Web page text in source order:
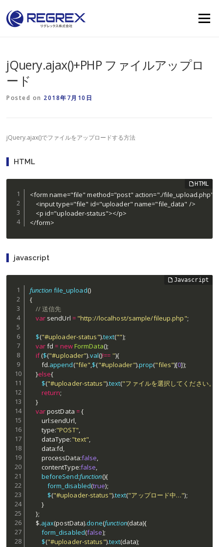
content
Menu
jQuery.ajax()+PHP ファイルアップロ
ード
Posted on 2018年7月10日
jQuery.ajax()でファイルをアップロードする方法
HTML
<form name="file" method="post" action="./file_upload.php"
</form>
javascript
function file_upload()
{
// 送信先
var sendUrl = "http://localhost/sample/fileup.php";
$("#uploader-status").text("");
var fd = newFormData();
if ($("#uploader").val()!== ''){
		fd
.append("file",$("#uploader").prop("files")[0]);
}else{
$("#uploader-status").text("ファイルを選択してください。"
return;
}
var postData ={
		url
:sendUrl,
		type
:"POST",
		dataType
:"text",
		data
:fd,
		processData
:false,
		contentType
:false,
beforeSend:function(){
form_disabled(true);
$("#uploader-status").text("アップロード中…");
}
};
	$
.ajax(postData).done(function(data){
form_disabled(false);
$("#uploader-status").text(data);